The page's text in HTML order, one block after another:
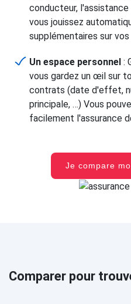
conducteur,
vous jouissez
supplémentaires sur vos
Un espace personnel :
vous gardez un œil sur
contrats (date d'effet,
principale, …) Vous
facilement l'assurance
Je compare
Comparer pour